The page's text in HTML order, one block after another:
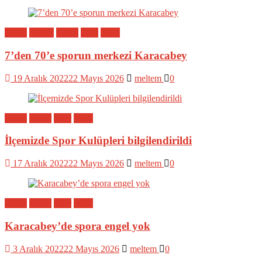
7’den 70’e sporun merkezi Karacabey
19 Aralık 202222 Mayıs 2026 meltem 0
İlçemizde Spor Kulüpleri bilgilendirildi
17 Aralık 202222 Mayıs 2026 meltem 0
Karacabey’de spora engel yok
3 Aralık 202222 Mayıs 2026 meltem 0